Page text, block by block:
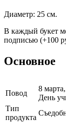
Диаметр: 25 см.
В каждый букет
подписью (+100
Основное
Повод
8
День
Тип
продукта